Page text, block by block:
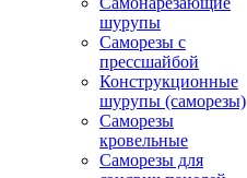
шурупы
Саморезы с
прессшайбой
Конструкционные
шурупы (саморезы)
Саморезы
кровельные
Саморезы для